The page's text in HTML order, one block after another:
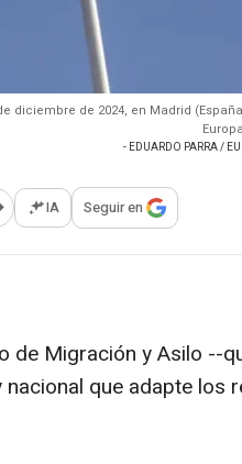
diciembre de 2024, en Madrid
- EDUARDO PARRA /
opciones para compartir
IA Seguir en
de Migración y Asilo --
que adapte los